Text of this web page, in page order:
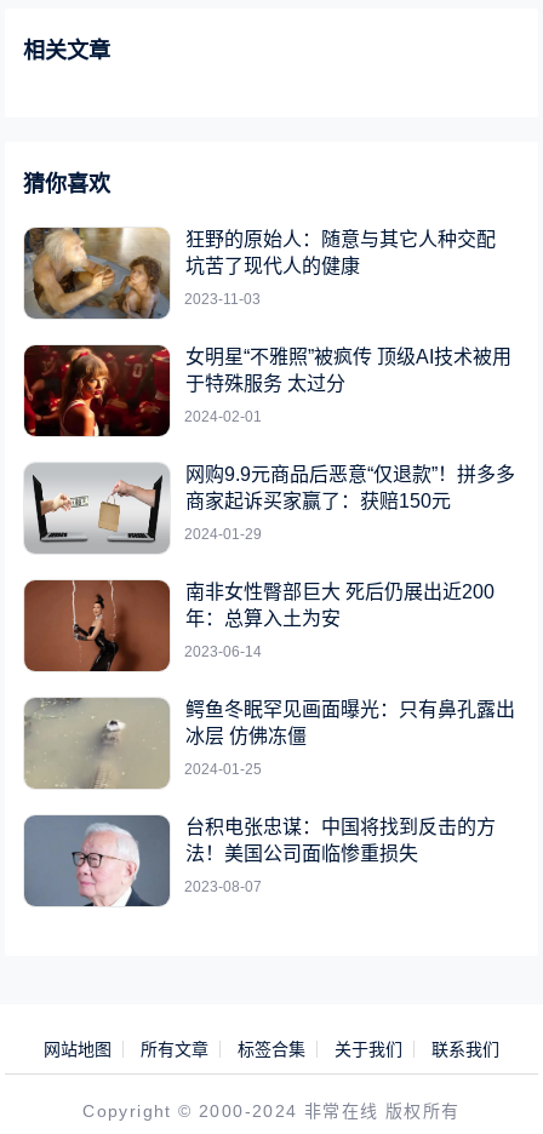
相关文章
猜你喜欢
狂野的原始人：随意与其它人种交配
坑苦了现代人的健康
2023-11-03
女明星“不雅照”被疯传 顶级AI技术被用
于特殊服务 太过分
2024-02-01
网购9.9元商品后恶意“仅退款”！拼多多
商家起诉买家赢了：获赔150元
2024-01-29
南非女性臀部巨大 死后仍展出近200
年：总算入土为安
2023-06-14
鳄鱼冬眠罕见画面曝光：只有鼻孔露出
冰层 仿佛冻僵
2024-01-25
台积电张忠谋：中国将找到反击的方
法！美国公司面临惨重损失
2023-08-07
网站地图 所有文章 标签合集 关于我们 联系我们
Copyright © 2000-2024 非常在线 版权所有